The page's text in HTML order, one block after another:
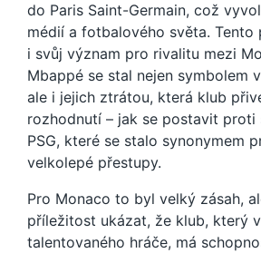
do Paris Saint-Germain, což
médií a fotbalového světa. Tento
i svůj význam pro rivalitu mezi
Mbappé se stal nejen symbolem
ale i jejich ztrátou, která klub
rozhodnutí – jak se postavit proti
PSG, které se stalo synonymem
velkolepé přestupy.
Pro Monaco to byl velký zásah,
příležitost ukázat, že klub, který
talentovaného hráče, má